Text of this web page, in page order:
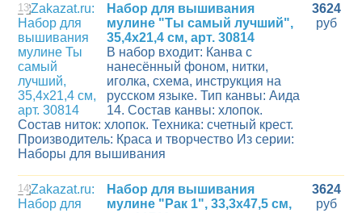
13
Набор для вышивания
мулине "Ты самый лучший",
35,4х21,4 см, арт. 30814
В набор входит: Канва с
нанесённый фоном, нитки,
иголка, схема, инструкция на
русском языке. Тип канвы: Аида
14. Состав канвы: хлопок.
Состав ниток: хлопок. Техника: счетный крест.
Производитель: Краса и творчество Из серии:
Наборы для вышивания
3624
руб
14
Набор для вышивания
мулине "Рак 1", 33,3х47,5 см,
3624
руб